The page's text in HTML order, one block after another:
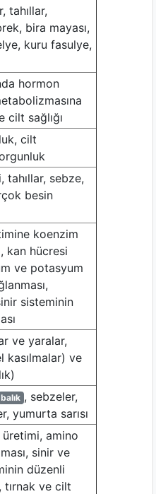
tahıllar,
bira mayası,
kuru fasulye,
hormon
cilt sağlığı
cilt
tahıllar, sebze,
besin
koenzim
kan hücresi
ve potasyum
sisteminin
ve yaralar,
kasılmalar) ve
balık , sebzeler,
yumurta sarısı
amino
sinir ve
düzenli
tırnak ve cilt